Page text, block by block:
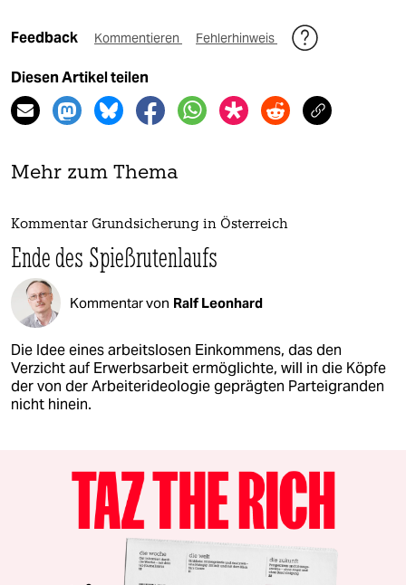
Feedback Kommentieren Fehlerhinweis
Diesen Artikel teilen
Mehr zum Thema
Kommentar Grundsicherung in Österreich
Ende des Spießrutenlaufs
Kommentar von Ralf Leonhard
Die Idee eines arbeitslosen Einkommens, das den
Verzicht auf Erwerbsarbeit ermöglichte, will in die Köpfe
der von der Arbeiterideologie geprägten Parteigranden
nicht hinein.